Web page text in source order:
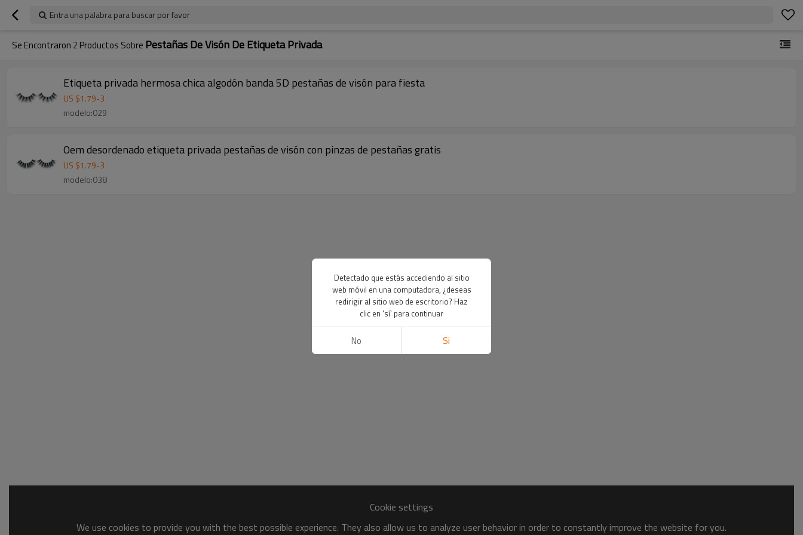
Entra una palabra para buscar por favor
Se Encontraron 2 Productos Sobre Pestañas De Visón De Etiqueta Privada
Etiqueta privada hermosa chica algodón banda 5D pestañas de visón para fiesta
US $1.79-3
modelo:029
Oem desordenado etiqueta privada pestañas de visón con pinzas de pestañas gratis
US $1.79-3
modelo:038
Cookie settings
We use cookies to provide you with the best possible experience. They also allow us to analyze user behavior in order to constantly improve the website for you.
Detectado que estás accediendo al sitio
web móvil en una computadora, ¿deseas
redirigir al sitio web de escritorio? Haz
clic en 'sí' para continuar
No Si